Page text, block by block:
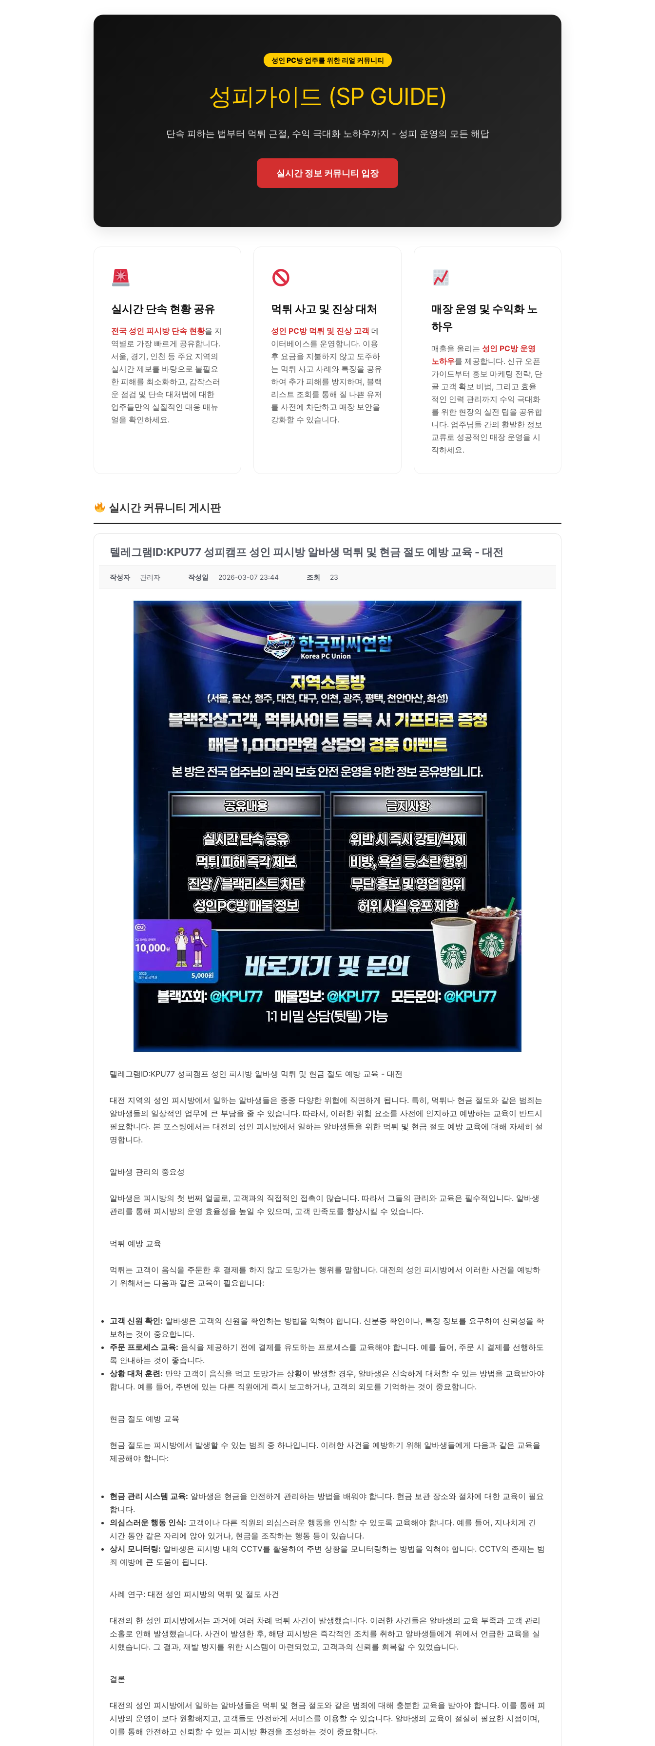
성인 PC방 업주를 위한 리얼 커뮤니티
성피가이드 (SP GUIDE)
단속 피하는 법부터 먹튀 근절, 수익 극대화 노하우까지 - 성피 운영의 모든 해답
실시간 정보 커뮤니티 입장
실시간 단속 현황 공유
전국 성인 피시방 단속 현황을 지
역별로 가장 빠르게 공유합니다.
서울, 경기, 인천 등 주요 지역의
실시간 제보를 바탕으로 불필요
한 피해를 최소화하고, 갑작스러
운 점검 및 단속 대처법에 대한
업주들만의 실질적인 대응 매뉴
얼을 확인하세요.
먹튀 사고 및 진상 대처
성인 PC방 먹튀 및 진상 고객 데
이터베이스를 운영합니다. 이용
후 요금을 지불하지 않고 도주하
는 먹튀 사고 사례와 특징을 공유
하여 추가 피해를 방지하며, 블랙
리스트 조회를 통해 질 나쁜 유저
를 사전에 차단하고 매장 보안을
강화할 수 있습니다.
매장 운영 및 수익화 노
하우
매출을 올리는 성인 PC방 운영
노하우를 제공합니다. 신규 오픈
가이드부터 홍보 마케팅 전략, 단
골 고객 확보 비법, 그리고 효율
적인 인력 관리까지 수익 극대화
를 위한 현장의 실전 팁을 공유합
니다. 업주님들 간의 활발한 정보
교류로 성공적인 매장 운영을 시
작하세요.
실시간 커뮤니티 게시판
텔레그램ID:KPU77 성피캠프 성인 피시방 알바생 먹튀 및 현금 절도 예방 교육 - 대전
작성자 관리자 작성일 2026-03-07 23:44 조회 23
텔레그램ID:KPU77 성피캠프 성인 피시방 알바생 먹튀 및 현금 절도 예방 교육 - 대전
대전 지역의 성인 피시방에서 일하는 알바생들은 종종 다양한 위협에 직면하게 됩니다. 특히, 먹튀나 현금 절도와 같은 범죄는
알바생들의 일상적인 업무에 큰 부담을 줄 수 있습니다. 따라서, 이러한 위험 요소를 사전에 인지하고 예방하는 교육이 반드시
필요합니다. 본 포스팅에서는 대전의 성인 피시방에서 일하는 알바생들을 위한 먹튀 및 현금 절도 예방 교육에 대해 자세히 설
명합니다.
알바생 관리의 중요성
알바생은 피시방의 첫 번째 얼굴로, 고객과의 직접적인 접촉이 많습니다. 따라서 그들의 관리와 교육은 필수적입니다. 알바생
관리를 통해 피시방의 운영 효율성을 높일 수 있으며, 고객 만족도를 향상시킬 수 있습니다.
먹튀 예방 교육
먹튀는 고객이 음식을 주문한 후 결제를 하지 않고 도망가는 행위를 말합니다. 대전의 성인 피시방에서 이러한 사건을 예방하
기 위해서는 다음과 같은 교육이 필요합니다:
고객 신원 확인: 알바생은 고객의 신원을 확인하는 방법을 익혀야 합니다. 신분증 확인이나, 특정 정보를 요구하여 신뢰성을 확
보하는 것이 중요합니다.
주문 프로세스 교육: 음식을 제공하기 전에 결제를 유도하는 프로세스를 교육해야 합니다. 예를 들어, 주문 시 결제를 선행하도
록 안내하는 것이 좋습니다.
상황 대처 훈련: 만약 고객이 음식을 먹고 도망가는 상황이 발생할 경우, 알바생은 신속하게 대처할 수 있는 방법을 교육받아야
합니다. 예를 들어, 주변에 있는 다른 직원에게 즉시 보고하거나, 고객의 외모를 기억하는 것이 중요합니다.
현금 절도 예방 교육
현금 절도는 피시방에서 발생할 수 있는 범죄 중 하나입니다. 이러한 사건을 예방하기 위해 알바생들에게 다음과 같은 교육을
제공해야 합니다:
현금 관리 시스템 교육: 알바생은 현금을 안전하게 관리하는 방법을 배워야 합니다. 현금 보관 장소와 절차에 대한 교육이 필요
합니다.
의심스러운 행동 인식: 고객이나 다른 직원의 의심스러운 행동을 인식할 수 있도록 교육해야 합니다. 예를 들어, 지나치게 긴
시간 동안 같은 자리에 앉아 있거나, 현금을 조작하는 행동 등이 있습니다.
상시 모니터링: 알바생은 피시방 내의 CCTV를 활용하여 주변 상황을 모니터링하는 방법을 익혀야 합니다. CCTV의 존재는 범
죄 예방에 큰 도움이 됩니다.
사례 연구: 대전 성인 피시방의 먹튀 및 절도 사건
대전의 한 성인 피시방에서는 과거에 여러 차례 먹튀 사건이 발생했습니다. 이러한 사건들은 알바생의 교육 부족과 고객 관리
소홀로 인해 발생했습니다. 사건이 발생한 후, 해당 피시방은 즉각적인 조치를 취하고 알바생들에게 위에서 언급한 교육을 실
시했습니다. 그 결과, 재발 방지를 위한 시스템이 마련되었고, 고객과의 신뢰를 회복할 수 있었습니다.
결론
대전의 성인 피시방에서 일하는 알바생들은 먹튀 및 현금 절도와 같은 범죄에 대해 충분한 교육을 받아야 합니다. 이를 통해 피
시방의 운영이 보다 원활해지고, 고객들도 안전하게 서비스를 이용할 수 있습니다. 알바생의 교육이 절실히 필요한 시점이며,
이를 통해 안전하고 신뢰할 수 있는 피시방 환경을 조성하는 것이 중요합니다.